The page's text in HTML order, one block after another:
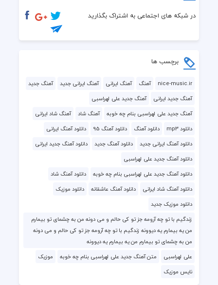
در شبکه های اجتماعی به اشتراک بگذارید
برچسب ها
nice-music.ir آهنگ آهنگ ایرانی آهنگ ایرانی جدید
آهنگ جدید
آهنگ جدید ایرانی
آهنگ جدید علی لهراسبی
آهنگ جدید علی لهراسبی بنام چه خوبه
آهنگ شاد
آهنگ شاد ایرانی
دانلود mp3
دانلود آهنگ دانلود آهنگ 95
دانلود آهنگ ایرانی
دانلود آهنگ ایرانی جدید
دانلود آهنگ جدید
دانلود آهنگ جدید ایرانی
دانلود آهنگ جدید علی لهراسبی
دانلود آهنگ جدید علی لهراسبی بنام چه خوبه
دانلود آهنگ شاد
دانلود آهنگ شاد ایرانی
دانلود آهنگ عاشقانه
دانلود موزیک
دانلود موزیک جدید
زندگیم با تو چه آرومه جز تو کی حالم و می دونه من به چشمای تو بیمارم
من یه بیمارم یه دیوونه زندگیم با تو چه آرومه جز تو کی حالم و می دونه
من به چشمای تو بیمارم من یه بیمارم یه دیوونه
علی لهراسبی
متن آهنگ جدید علی لهراسبی بنام چه خوبه
موزیک
نایس موزیک